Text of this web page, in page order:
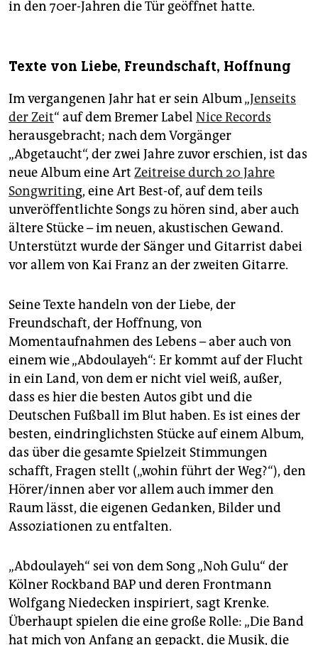
in den 70er-Jahren die Tür geöffnet hatte.
Texte von Liebe, Freundschaft, Hoffnung
Im vergangenen Jahr hat er sein Album „Jenseits
der Zeit“ auf dem Bremer Label Nice Records
herausgebracht; nach dem Vorgänger
„Abgetaucht“, der zwei Jahre zuvor erschien, ist das
neue Album eine Art Zeitreise durch 20 Jahre
Songwriting, eine Art Best-of, auf dem teils
unveröffentlichte Songs zu hören sind, aber auch
ältere Stücke – im neuen, akustischen Gewand.
Unterstützt wurde der Sänger und Gitarrist dabei
vor allem von Kai Franz an der zweiten Gitarre.
Seine Texte handeln von der Liebe, der
Freundschaft, der Hoffnung, von
Momentaufnahmen des Lebens – aber auch von
einem wie „Abdoulayeh“: Er kommt auf der Flucht
in ein Land, von dem er nicht viel weiß, außer,
dass es hier die besten Autos gibt und die
Deutschen Fußball im Blut haben. Es ist eines der
besten, eindringlichsten Stücke auf einem Album,
das über die gesamte Spielzeit Stimmungen
schafft, Fragen stellt („wohin führt der Weg?“), den
Hörer/innen aber vor allem auch immer den
Raum lässt, die eigenen Gedanken, Bilder und
Assoziationen zu entfalten.
„Abdoulayeh“ sei von dem Song „Noh Gulu“ der
Kölner Rockband BAP und deren Frontmann
Wolfgang Niedecken inspiriert, sagt Krenke.
Überhaupt spielen die eine große Rolle: „Die Band
hat mich von Anfang an gepackt, die Musik, die